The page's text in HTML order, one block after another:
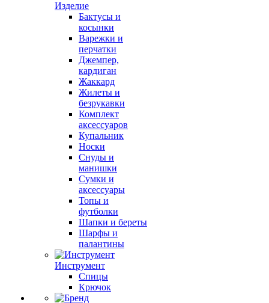
Изделие
Бактусы и
косынки
Варежки и
перчатки
Джемпер,
кардиган
Жаккард
Жилеты и
безрукавки
Комплект
аксессуаров
Купальник
Носки
Снуды и
манишки
Сумки и
аксессуары
Топы и
футболки
Шапки и береты
Шарфы и
палантины
Инструмент
Спицы
Крючок